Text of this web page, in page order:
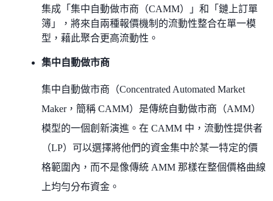
集成「集中自動做市商（CAMM）」和「鏈上訂單
簿」，將來自兩種報價機制的流動性整合在單一模
型，藉此聚合更高流動性。
集中自動做市商
集中自動做市商（Concentrated Automated Market
Maker，簡稱 CAMM）是傳統自動做市商（AMM）
模型的一個創新演進。在 CAMM 中，流動性提供者
（LP）可以選擇將他們的資金集中於某一特定的價
格範圍內，而不是像傳統 AMM 那樣在整個價格曲線
上均勻分布資金。